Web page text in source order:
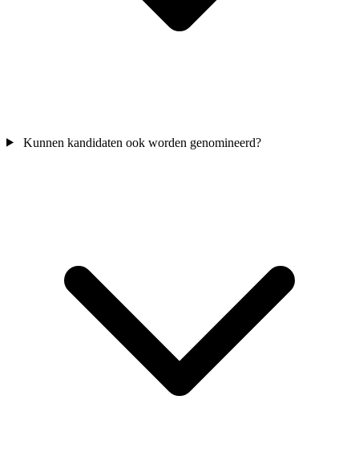
Kunnen kandidaten ook worden genomineerd?